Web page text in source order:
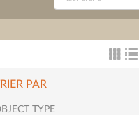
PAR
TYPE